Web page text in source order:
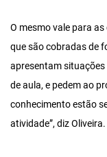
O mesmo vale para
que são cobradas de
apresentam
de aula, e pedem ao
conhecimento estão
atividade”, diz Oliveira.